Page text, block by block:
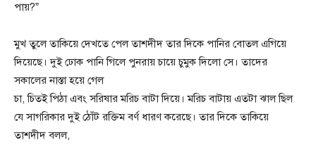
পায়?”
মুখ তুলে তাকিয়ে দেখতে পেল তাশদীদ তার দিকে পানির বোতল এগিয়ে
দিয়েছে। দুই ঢোক পানি গিলে পুনরায় চায়ে চুমুক দিলো সে। তাদের
সকালের নাস্তা হয়ে গেল
চা, চিতই পিঠা এবং সরিষার মরিচ বাটা দিয়ে। মরিচ বাটায় এতটা ঝাল ছিল
যে সাগরিকার দুই ঠোঁট রক্তিম বর্ণ ধারণ করেছে। তার দিকে তাকিয়ে
তাশদীদ বলল,